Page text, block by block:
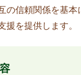
の信頼関係を基本
援を提供します。